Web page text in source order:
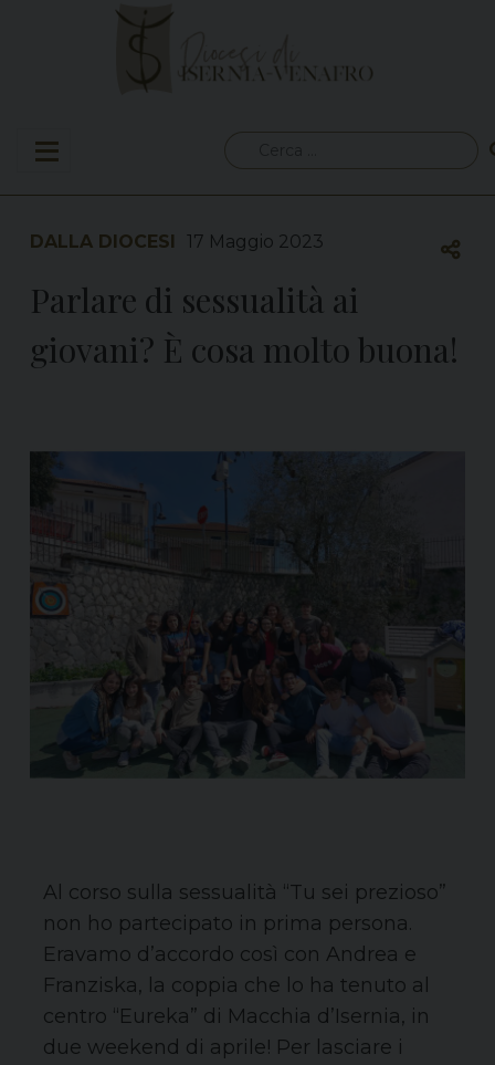
per:
DALLA DIOCESI 17 Maggio 2023
Parlare di sessualità ai
giovani? È cosa molto buona!
Al corso sulla sessualità “Tu sei prezioso”
non ho partecipato in prima persona.
Eravamo d’accordo così con Andrea e
Franziska, la coppia che lo ha tenuto al
centro “Eureka” di Macchia d’Isernia, in
due weekend di aprile! Per lasciare i